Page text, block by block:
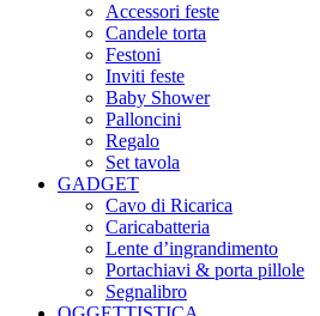
Accessori feste
Candele torta
Festoni
Inviti feste
Baby Shower​
Palloncini
Regalo
Set tavola
GADGET
Cavo di Ricarica
Caricabatteria
Lente d’ingrandimento
Portachiavi & porta pillole
Segnalibro